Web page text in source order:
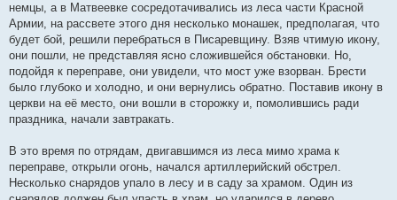
немцы, а в Матвеевке сосредотачивались из леса части Красной
Армии, на рассвете этого дня несколько монашек, предполагая, что
будет бой, решили перебраться в Писаревщину. Взяв чтимую икону,
они пошли, не представляя ясно сложившейся обстановки. Но,
подойдя к переправе, они увидели, что мост уже взорван. Брести
было глубоко и холодно, и они вернулись обратно. Поставив икону в
церкви на её место, они вошли в сторожку и, помолившись ради
праздника, начали завтракать.
В это время по отрядам, двигавшимся из леса мимо храма к
переправе, открыли огонь, начался артиллерийский обстрел.
Несколько снарядов упало в лесу и в саду за храмом. Один из